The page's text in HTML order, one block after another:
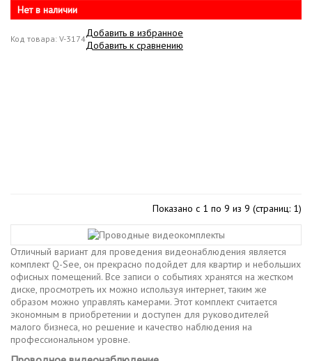
Нет в наличии
Код товара: V-3174Добавить в избранное
Добавить к сравнению
Показано с 1 по 9 из 9 (страниц: 1)
Отличный вариант для проведения видеонаблюдения является
комплект Q-See, он прекрасно подойдет для квартир и небольших
офисных помещений. Все записи о событиях хранятся на жестком
диске, просмотреть их можно используя интернет, таким же
образом можно управлять камерами. Этот комплект считается
экономным в приобретении и доступен для руководителей
малого бизнеса, но решение и качество наблюдения на
профессиональном уровне.